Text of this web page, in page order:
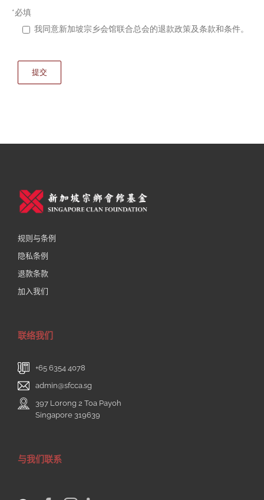
*必填
我同意新加坡宗乡会馆联合总会的退款政策及条款和条件。
规则与条例
隐私条例
退款条款
加入我们
联络我们
+65 6354 4078
admin@sfcca.sg
397 Lorong 2 Toa Payoh
Singapore 319639
与我们联系